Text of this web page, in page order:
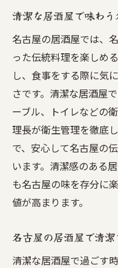
清潔な居酒屋で味わ
名古屋の居酒屋では、
った伝統料理を楽しめ
し、食事をする際に気
さです。清潔な居酒屋
ーブル、トイレなどの
理長が衛生管理を徹底
で、安心して名古屋の
います。清潔感のある
も名古屋の味を存分に
値が高まります。
名古屋の居酒屋で清
清潔な居酒屋で過ごす